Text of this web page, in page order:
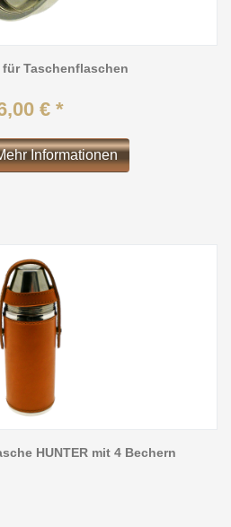
Taschenflaschen
€ *
Informationen
HUNTER mit 4 Bechern